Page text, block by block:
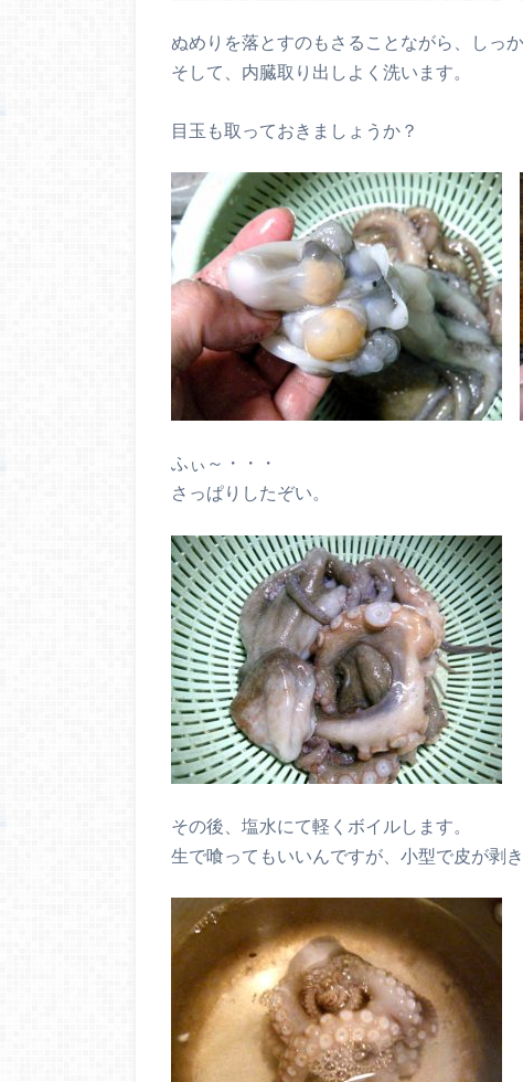
ぬめりを落とすのもさることながら、しっ
そして、内臓取り出しよく洗います。
目玉も取っておきましょうか？
ふぃ～・・・
さっぱりしたぞい。
その後、塩水にて軽くボイルします。
生で喰ってもいいんですが、小型で皮が剥